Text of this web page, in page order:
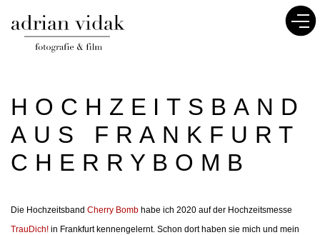
HOCHZEITSBAND
AUS FRANKFURT
CHERRYBOMB
Die Hochzeitsband Cherry Bomb habe ich 2020 auf der Hochzeitsmesse
TrauDich! in Frankfurt kennengelernt. Schon dort haben sie mich und mein